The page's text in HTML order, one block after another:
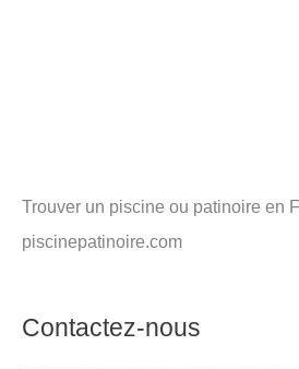
Trouver un piscine ou patinoire en
piscinepatinoire.com
Contactez-nous